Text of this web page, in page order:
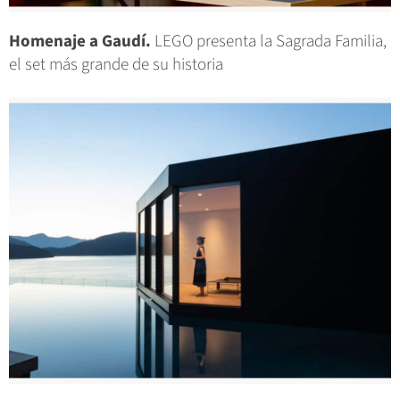
Homenaje a Gaudí. LEGO presenta la Sagrada Familia,
el set más grande de su historia